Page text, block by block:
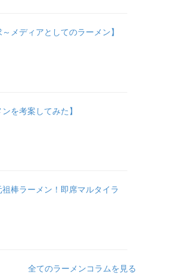
メディアとしてのラーメン】
を考案してみた】
祖棒ラーメン！即席マルタイラ
全てのラーメンコラムを見る